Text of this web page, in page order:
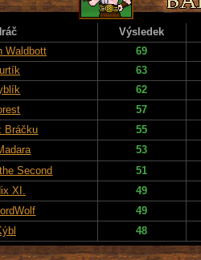
Výsledek
Waldbott
69
63
62
57
Bráčku
55
53
Second
51
XI.
49
49
48